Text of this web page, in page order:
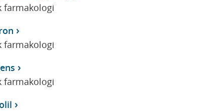
farmakologi
farmakologi
farmakologi